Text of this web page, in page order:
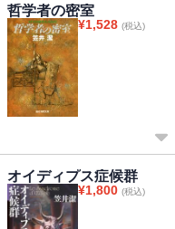
哲学者の密室
¥1,528 (税込)
オイディプス症候群
¥1,800 (税込)